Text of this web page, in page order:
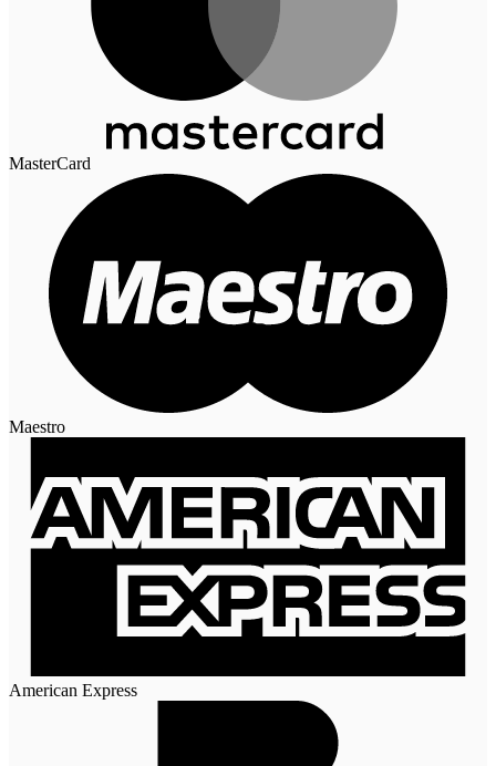
MasterCard
Maestro
American Express